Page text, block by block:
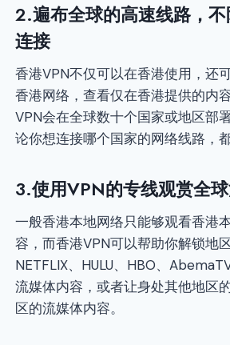
2.遍布全球的高速线路，
连接
香港VPN不仅可以在香港使用，还
香港网络，查看仅在香港提供的内
VPN会在全球数十个国家或地区部
论你想连接哪个国家的网络线路，
3.使用VPN的专线观赏全
一般香港本地网络只能够观看香港
容，而香港VPN可以帮助你解锁地
NETFLIX、HULU、HBO、
流媒体内容，或者让身处其他地区
区的流媒体内容。